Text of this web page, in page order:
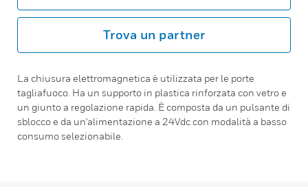
Trova un partner
La chiusura elettromagnetica è utilizzata per le porte
tagliafuoco. Ha un supporto in plastica rinforzata con vetro e
un giunto a regolazione rapida. È composta da un pulsante di
sblocco e da un'alimentazione a 24Vdc con modalità a basso
consumo selezionabile.